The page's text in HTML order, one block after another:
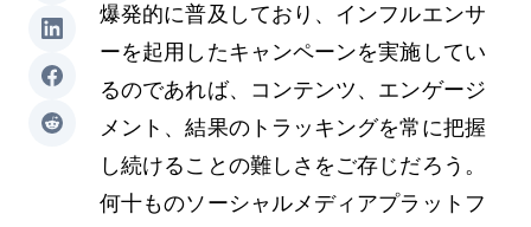
爆発的に普及しており、インフルエンサ
ーを起用したキャンペーンを実施してい
るのであれば、コンテンツ、エンゲージ
メント、結果のトラッキングを常に把握
し続けることの難しさをご存じだろう。
何十ものソーシャルメディアプラットフ